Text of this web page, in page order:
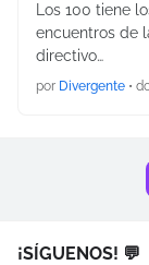
Los 100 tiene
encuentros de
directivo…
por Divergente •
¡SÍGUENOS! 💬